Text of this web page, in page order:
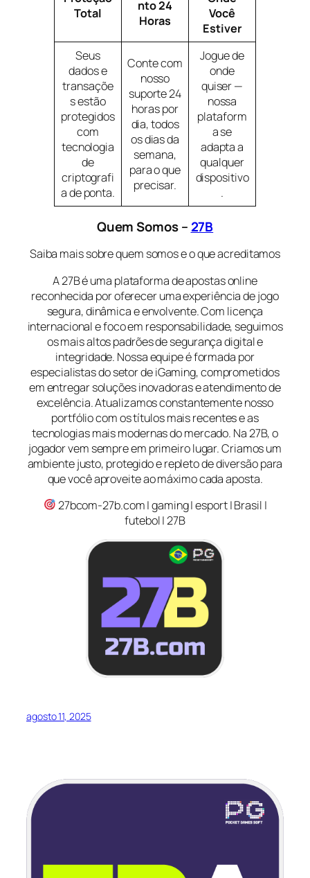
Total
nto 24
Horas
Você
Estiver
Seus
dados e
transaçõe
s estão
protegidos
com
tecnologia
de
criptografi
a de ponta.
Conte com
nosso
suporte 24
horas por
dia, todos
os dias da
semana,
para o que
precisar.
Jogue de
onde
quiser —
nossa
plataform
a se
adapta a
qualquer
dispositivo
.
Quem Somos – 27B
Saiba mais sobre quem somos e o que acreditamos
A 27B é uma plataforma de apostas online
reconhecida por oferecer uma experiência de jogo
segura, dinâmica e envolvente. Com licença
internacional e foco em responsabilidade, seguimos
os mais altos padrões de segurança digital e
integridade. Nossa equipe é formada por
especialistas do setor de iGaming, comprometidos
em entregar soluções inovadoras e atendimento de
excelência. Atualizamos constantemente nosso
portfólio com os títulos mais recentes e as
tecnologias mais modernas do mercado. Na 27B, o
jogador vem sempre em primeiro lugar. Criamos um
ambiente justo, protegido e repleto de diversão para
que você aproveite ao máximo cada aposta.
27bcom-27b.com | gaming | esport | Brasil |
futebol | 27B
agosto 11, 2025